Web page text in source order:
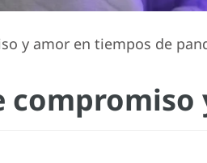
y amor en tiempos de